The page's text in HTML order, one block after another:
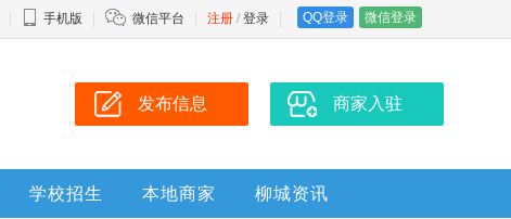
手机版 微信平台 注册 / 登录 QQ登录 微信登录
发布信息 商家入驻
学校招生 本地商家 柳城资讯